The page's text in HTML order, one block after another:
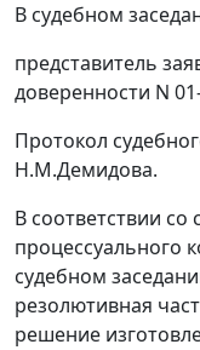
В судебном
представитель
доверенности N
Протокол
Н.М.Демидова.
В соответствии со
процессуального
судебном
резолютивная
решение